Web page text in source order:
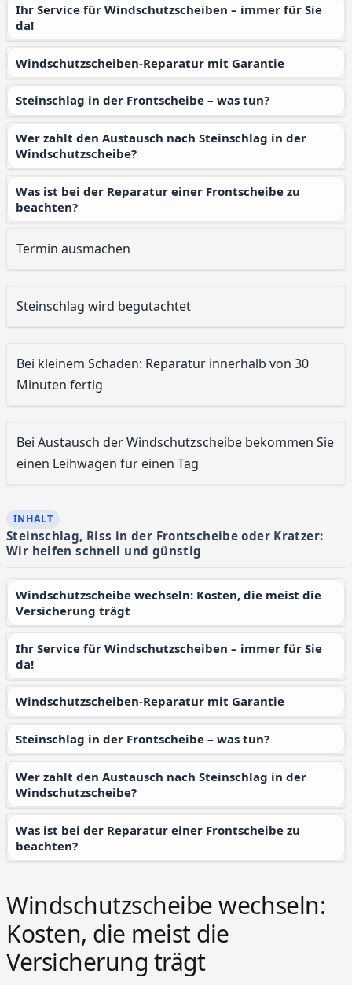
Ihr Service für Windschutzscheiben – immer für Sie
da!
Windschutzscheiben-Reparatur mit Garantie
Steinschlag in der Frontscheibe – was tun?
Wer zahlt den Austausch nach Steinschlag in der
Windschutzscheibe?
Was ist bei der Reparatur einer Frontscheibe zu
beachten?
Termin ausmachen
Steinschlag wird begutachtet
Bei kleinem Schaden: Reparatur innerhalb von 30
Minuten fertig
Bei Austausch der Windschutzscheibe bekommen Sie
einen Leihwagen für einen Tag
Steinschlag, Riss in der Frontscheibe oder Kratzer:
Wir helfen schnell und günstig
Windschutzscheibe wechseln: Kosten, die meist die
Versicherung trägt
Ihr Service für Windschutzscheiben – immer für Sie
da!
Windschutzscheiben-Reparatur mit Garantie
Steinschlag in der Frontscheibe – was tun?
Wer zahlt den Austausch nach Steinschlag in der
Windschutzscheibe?
Was ist bei der Reparatur einer Frontscheibe zu
beachten?
Windschutzscheibe wechseln:
Kosten, die meist die
Versicherung trägt